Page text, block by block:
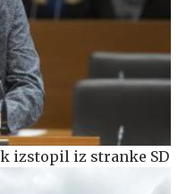
izstopil iz stranke SD